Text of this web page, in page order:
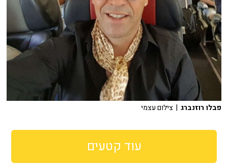
פבלו רוזנברג | צילום עצמי
עוד קטעים